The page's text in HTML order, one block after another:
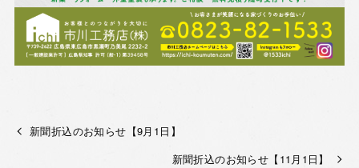
新聞折込のお知らせ【9月1日】
新聞折込のお知らせ【11月1日】